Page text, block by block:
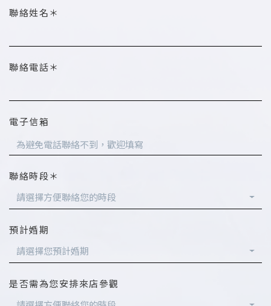
聯絡姓名＊
聯絡電話＊
電子信箱
聯絡時段＊
請選擇方便聯絡您的時段
預計婚期
請選擇您預計婚期
是否需為您安排來店參觀